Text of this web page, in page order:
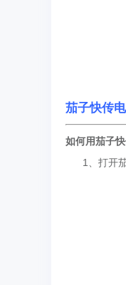
茄子快传
如何用茄子
1、打开茄